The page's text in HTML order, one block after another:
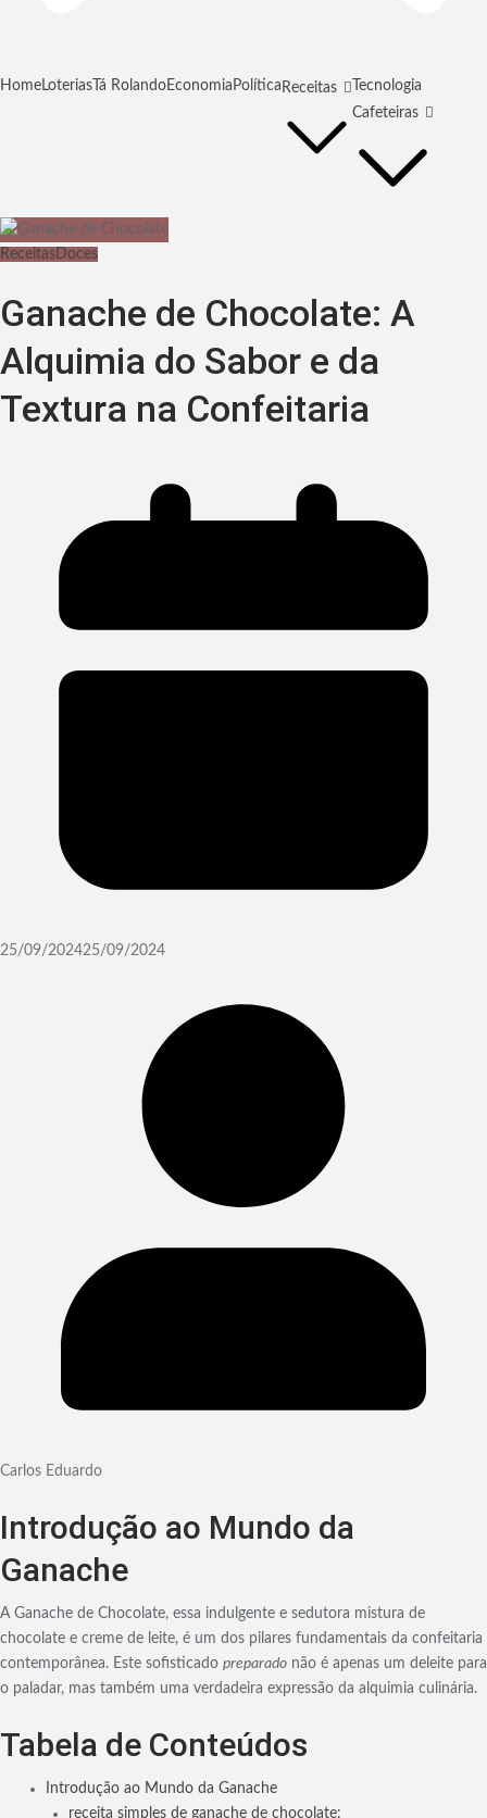
HomeLoterias Tá RolandoEconomia Política Receitas
Tecnologia
Cafeteiras
ReceitasDoces
Ganache de Chocolate: A
Alquimia do Sabor e da
Textura na Confeitaria
25/09/202425/09/2024
Carlos Eduardo
Introdução ao Mundo da
Ganache
A Ganache de Chocolate, essa indulgente e sedutora mistura de
chocolate e creme de leite, é um dos pilares fundamentais da confeitaria
contemporânea. Este sofisticado preparado não é apenas um deleite para
o paladar, mas também uma verdadeira expressão da alquimia culinária.
Tabela de Conteúdos
Introdução ao Mundo da Ganache
receita simples de ganache de chocolate: